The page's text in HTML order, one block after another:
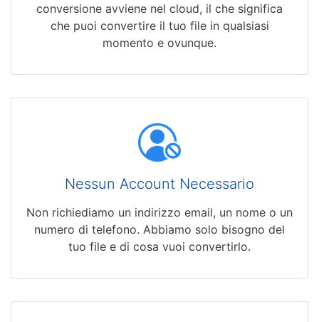
conversione avviene nel cloud, il che significa
che puoi convertire il tuo file in qualsiasi
momento e ovunque.
Nessun Account Necessario
Non richiediamo un indirizzo email, un nome o un
numero di telefono. Abbiamo solo bisogno del
tuo file e di cosa vuoi convertirlo.